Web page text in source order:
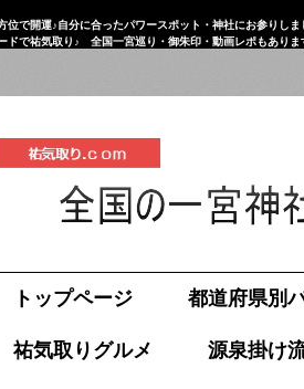
位で開運♪自分に合ったパワースポット・神社にお参りし
ドで祐気取り♪ 全国一宮巡り・御朱印・動画レポもありま
トップページ 都道府県別
祐気取りグルメ 源泉掛け